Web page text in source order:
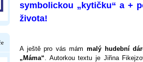
symbolickou „kytičku“ a +
života!
A ještě pro vás mám malý hudební
„Máma“. Autorkou textu je Jiřina